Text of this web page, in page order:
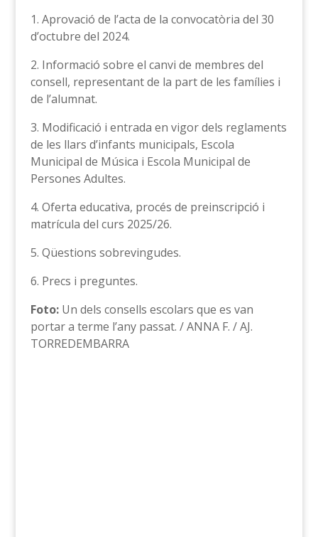
1. Aprovació de l’acta de la convocatòria del 30
d’octubre del 2024.
2. Informació sobre el canvi de membres del
consell, representant de la part de les famílies i
de l’alumnat.
3. Modificació i entrada en vigor dels reglaments
de les llars d’infants municipals, Escola
Municipal de Música i Escola Municipal de
Persones Adultes.
4. Oferta educativa, procés de preinscripció i
matrícula del curs 2025/26.
5. Qüestions sobrevingudes.
6. Precs i preguntes.
Foto:Un dels consells escolars que es van
portar a terme l’any passat. / ANNA F. / AJ.
TORREDEMBARRA